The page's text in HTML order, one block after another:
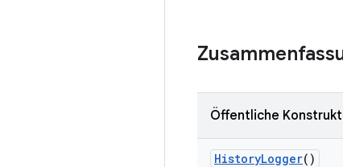
Öffentliche
HistoryLogger()